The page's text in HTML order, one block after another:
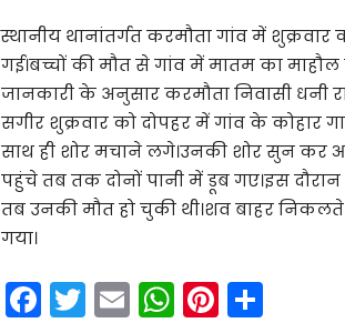
स्थानीय थानांतर्गत करमौता गांव में
गई।बच्चों की मौत से गांव में मातम का माहौल
जानकारी के अनुसार करमौता निवासी धनी
सगीर शुक्रवार को दोपहर में गांव के कोहार
साथ ही शोर मचाने लगे।उनकी शोर सुन
पहुंचे तब तक दोनों पानी में डूब गए।इस
तब उनकी मौत हो चुकी थी।शव बाहर
गया।
F T E W Pi